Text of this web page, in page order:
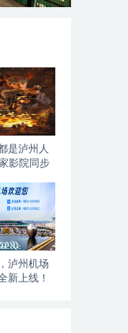
是泸州人
影院同步
国院线
泸州机场
新上线！